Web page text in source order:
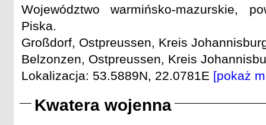
Województwo warmińsko-mazurskie,
Piska.
Großdorf, Ostpreussen, Kreis
Belzonzen, Ostpreussen, Kreis
Lokalizacja: 53.5889N, 22.0781E [pokaż
Kwatera wojenna